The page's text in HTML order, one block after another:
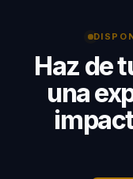
Haz de
una